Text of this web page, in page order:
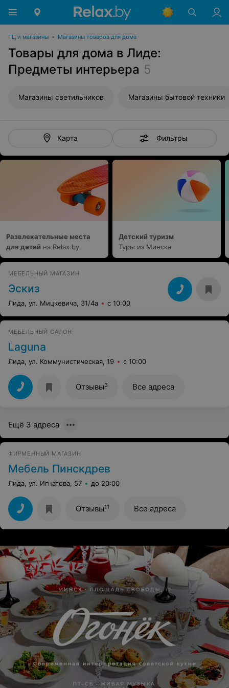
ТЦ и магазины • Магазины товаров для дома
Товары для дома в Лиде:
Предметы интерьера 5
Магазины светильников Магазины бытовой техники
Карта Фильтры
Развлекательные места
для детей на Relax.by
Детский туризм
Туры из Минска
МЕБЕЛЬНЫЙ МАГАЗИН
Эскиз
Лида, ул. Мицкевича, 31/4а с 10:00
МЕБЕЛЬНЫЙ САЛОН
Laguna
Лида, ул. Коммунистическая, 19 с 10:00
Отзывы3 Все адреса
Ещё 3 адреса
ФИРМЕННЫЙ МАГАЗИН
Мебель Пинскдрев
Лида, ул. Игнатова, 57 до 20:00
Отзывы11 Все адреса